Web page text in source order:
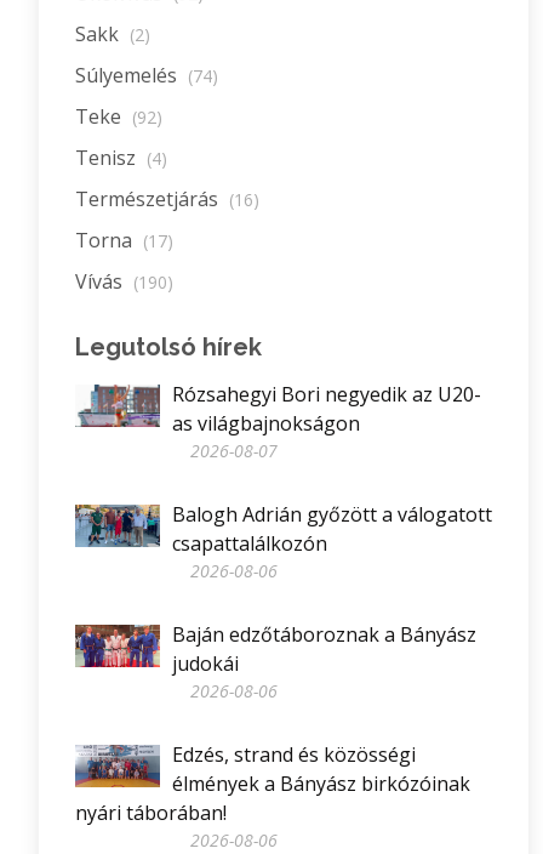
Sakk (2)
Súlyemelés (74)
Teke (92)
Tenisz (4)
Természetjárás (16)
Torna (17)
Vívás (190)
Legutolsó hírek
Rózsahegyi Bori negyedik az U20-
as világbajnokságon
2026-08-07
Balogh Adrián győzött a válogatott
csapattalálkozón
2026-08-06
Baján edzőtáboroznak a Bányász
judokái
2026-08-06
Edzés, strand és közösségi
élmények a Bányász birkózóinak
nyári táborában!
2026-08-06